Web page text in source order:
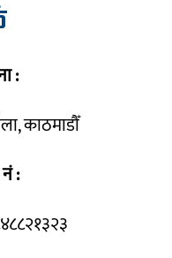
:
काठमाडौँ
: